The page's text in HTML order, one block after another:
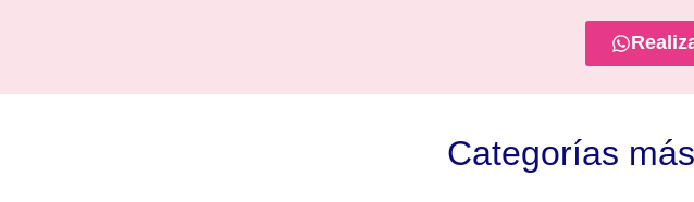
Categorías